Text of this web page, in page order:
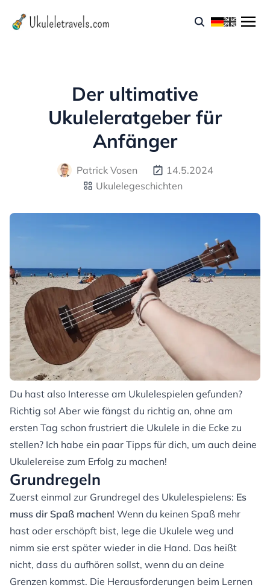
Der ultimative
Ukuleleratgeber für
Anfänger
Patrick Vosen
14.5.2024
Ukulelegeschichten
Du hast also Interesse am Ukulelespielen gefunden?
Richtig so! Aber wie fängst du richtig an, ohne am
ersten Tag schon frustriert die Ukulele in die Ecke zu
stellen? Ich habe ein paar Tipps für dich, um auch deine
Ukulelereise zum Erfolg zu machen!
Grundregeln
Zuerst einmal zur Grundregel des Ukulelespielens: Es
muss dir Spaß machen! Wenn du keinen Spaß mehr
hast oder erschöpft bist, lege die Ukulele weg und
nimm sie erst später wieder in die Hand. Das heißt
nicht, dass du aufhören sollst, wenn du an deine
Grenzen kommst. Die Herausforderungen beim Lernen